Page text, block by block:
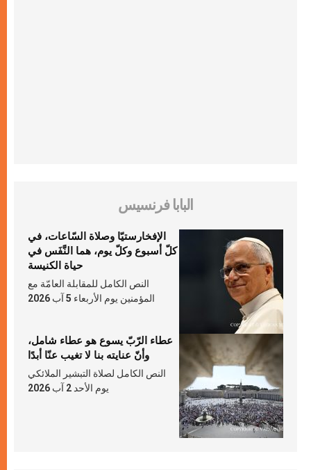
البابا فرنسيس
الإفخارستيّا وصلاة السّاعات، في
كلّ أسبوع وكلّ يوم، هما النَّفَس في
حياة الكنيسة
النص الكامل للمقابلة العامّة مع
المؤمنين يوم الأربعاء 5 آب 2026
عطاء الرّبّ يسوع هو عطاء شامل،
وأنّ عنايته بنا لا تغيب عنّا أبدًا
النص الكامل لصلاة التبشير الملائكي
يوم الأحد 2 آب 2026